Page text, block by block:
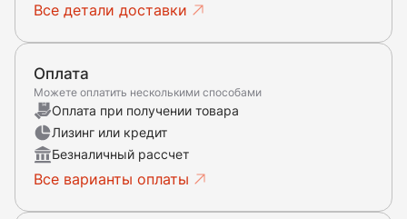
Все детали доставки
Оплата
Можете оплатить несколькими способами
Оплата при получении товара
Лизинг или кредит
Безналичный рассчет
Все варианты оплаты